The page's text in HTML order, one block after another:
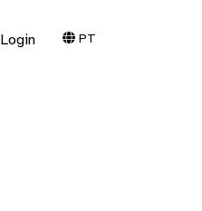
Login PT